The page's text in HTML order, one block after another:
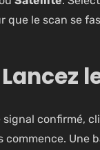
que le scan se
signal confirmé,
commence. Une